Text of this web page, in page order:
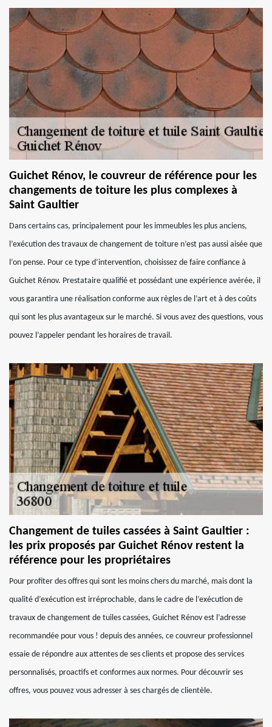
Guichet Rénov, le couvreur de référence pour les
changements de toiture les plus complexes à
Saint Gaultier
Dans certains cas, principalement pour les immeubles les plus anciens,
l’exécution des travaux de changement de toiture n’est pas aussi aisée que
l’on pense. Pour ce type d’intervention, choisissez de faire confiance à
Guichet Rénov. Prestataire qualifié et possédant une expérience avérée, il
vous garantira une réalisation conforme aux règles de l’art et à des coûts
qui sont les plus avantageux sur le marché. Si vous avez des questions, vous
pouvez l’appeler pendant les horaires de travail.
Changement de tuiles cassées à Saint Gaultier :
les prix proposés par Guichet Rénov restent la
référence pour les propriétaires
Pour profiter des offres qui sont les moins chers du marché, mais dont la
qualité d’exécution est irréprochable, dans le cadre de l’exécution de
travaux de changement de tuiles cassées, Guichet Rénov est l’adresse
recommandée pour vous ! depuis des années, ce couvreur professionnel
essaie de répondre aux attentes de ses clients et propose des services
personnalisés, proactifs et conformes aux normes. Pour découvrir ses
offres, vous pouvez vous adresser à ses chargés de clientèle.